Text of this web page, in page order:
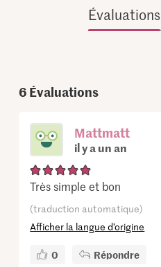
Évaluations
6 Évaluations
Mattmatt
il y a un an
Très simple et bon
(traduction automatique)
Afficher la langue d’origine
0 Répondre